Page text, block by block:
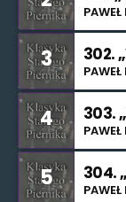
3
302.
do
4
303.
bilet
5
304.